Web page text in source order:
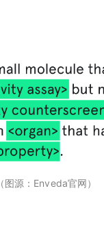
（图源：Enveda官网）